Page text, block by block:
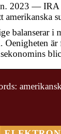
2023 — IRA
amerikanska
balanserar i
Oenigheten är